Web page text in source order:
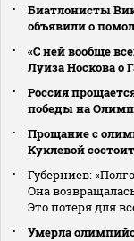
Биатлонисты
объявили о
«С ней вообще
Луиза Носкова о
Россия
победы на
Прощание с
Куклевой
Губерниев:
Она
Это потеря для
Умерла